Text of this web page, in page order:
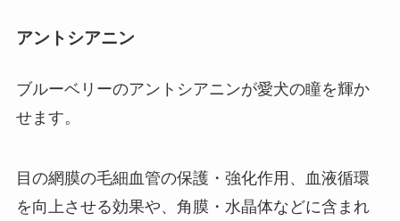
アントシアニン
ブルーベリーのアントシアニンが愛犬の瞳を輝か
せます。
目の網膜の毛細血管の保護・強化作用、血液循環
を向上させる効果や、角膜・水晶体などに含まれ